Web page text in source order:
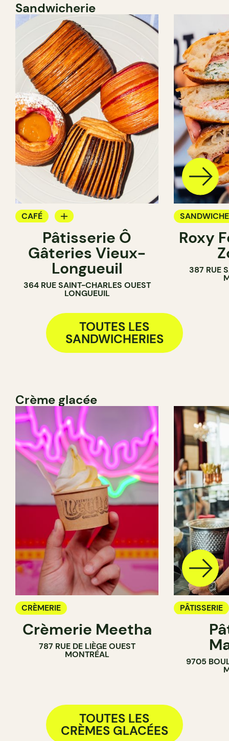
Sandwicherie
CAFÉ
PÂTISSERIE
BOULANGERIE
COMPTOIR
Pâtisserie Ô
Gâteries Vieux-
Longueuil
364 RUE SAINT-CHARLES OUEST
LONGUEUIL
Roxy
387 RUE
TOUTES LES
SANDWICHERIES
Crème glacée
CRÈMERIE
Crèmerie Meetha
787 RUE DE LIÈGE OUEST
MONTRÉAL
PÂTISSERIE
CRÈMERIE
9705
TOUTES LES
CRÈMES GLACÉES